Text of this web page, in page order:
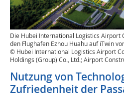
Die Hubei International Logistics Airport
den Flughafen Ezhou Huahu auf iTwin
© Hubei International Logistics Airport
Holdings (Group) Co., Ltd.; Airport
Nutzung von
Zufriedenheit der